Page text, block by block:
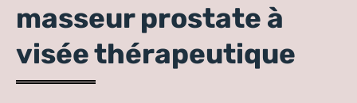
masseur prostate à
visée thérapeutique